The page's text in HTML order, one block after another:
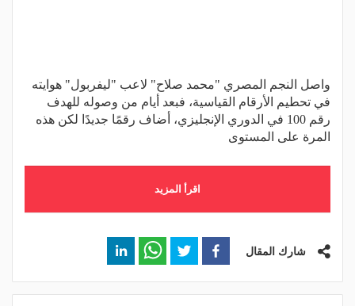
واصل النجم المصري "محمد صلاح" لاعب "ليفربول" هوايته
في تحطيم الأرقام القياسية، فبعد أيام من وصوله للهدف
رقم 100 في الدوري الإنجليزي، أضاف رقمًا جديدًا لكن هذه
المرة على المستوى
اقرأ المزيد
شارك المقال